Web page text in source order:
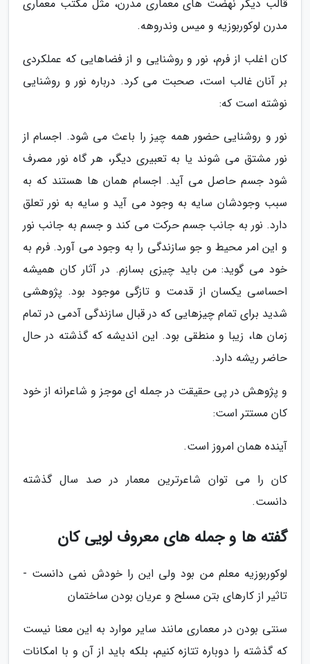
قالب دیگر نهضت های معماری مدرن، مثل مکتب معماری
مدرن لوکوربوزیه و میس وندروهه.
کان اغلب از فرم، نور و روشنایی و از فضاهایی که عملکردی
بر آنان غالب است، صحبت می کرد. درباره نور و روشنایی
نوشته است که:
نور و روشنایی حضور همه چیز را باعث می شود. اجسام از
نور مشتق می شوند یا به تعبیری دیگر، هر گاه نور مصرف
شود جسم حاصل می آید. اجسام همان ها هستند که به
سبب وجودشان سایه به وجود می آید و سایه به نور تعلق
دارد. نور به جانب جسم حرکت می کند و جسم به جانب نور
و این امر محیط و جو سازندگی را به وجود می آورد. فرم به
خود می گوید: من باید چیزی بسازم. در آثار کان همیشه
احساسی یکسان از قدمت و تازگی موجود بود. پژوهشی
شدید برای تمام چیزهایی که در قبال سازندگی آدمی در تمام
زمان ها، زیبا و منطقی بود. این اندیشه که گذشته در حال
حاضر ریشه دارد.
و پژوهش در پی حقیقت در جمله ای موجز و شاعرانه از خود
کان مستتر است:
آینده همان امروز است.
کان را می توان شاعرترین معمار در صد سال گذشته
دانست.
گفته ها و جمله های معروف لویی کان
لوکوربوزیه معلم من بود ولی این را خودش نمی دانست -
تاثیر از کارهای بتن مسلح و عریان بودن ساختمان
سنتی بودن در معماری مانند سایر موارد به این معنا نیست
که گذشته را دوباره تتازه کنیم، بلکه باید از آن و با امکانات